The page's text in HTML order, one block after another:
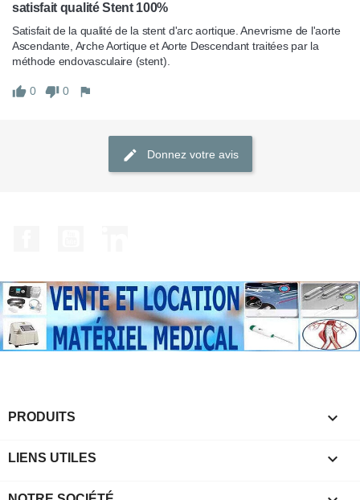
satisfait qualité Stent 100%
Satisfait de la qualité de la stent d'arc aortique. Anevrisme de l'aorte
Ascendante, Arche Aortique et Aorte Descendant traitées par la
méthode endovasculaire (stent).
0 0
Donnez votre avis
PRODUITS 
LIENS UTILES 